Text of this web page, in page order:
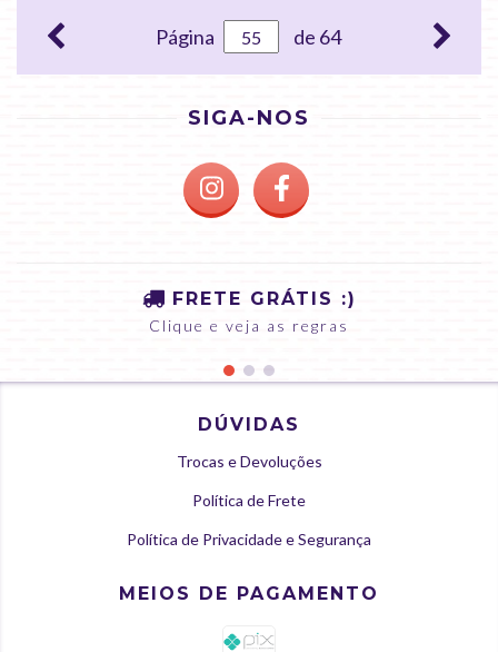
Página de 64
SIGA-NOS
FRETE GRÁTIS :)
Clique e veja as regras
DÚVIDAS
Trocas e Devoluções
Política de Frete
Política de Privacidade e Segurança
MEIOS DE PAGAMENTO